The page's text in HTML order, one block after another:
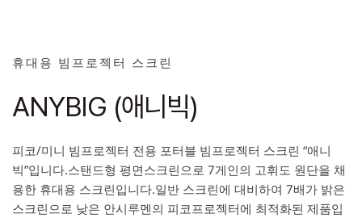
휴대용 빔프로젝터 스크린
ANYBIG (애니빅)
피코/미니 빔프로젝터 전용 포터블 빔프로젝터 스크린 “애니
빅”입니다.스탠드형 평면스크린으로 7게인의 고휘도 원단을 채
용한 휴대용 스크린입니다.일반 스크린에 대비하여 7배가 밝은
스크린으로 낮은 안시루멘의 피코프로젝터에 최적화된 제품입